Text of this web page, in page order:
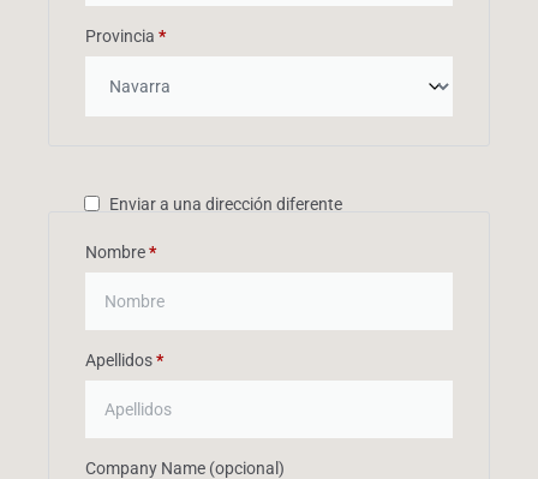
Provincia *
Enviar a una dirección diferente
Nombre*
Apellidos*
Company Name (opcional)